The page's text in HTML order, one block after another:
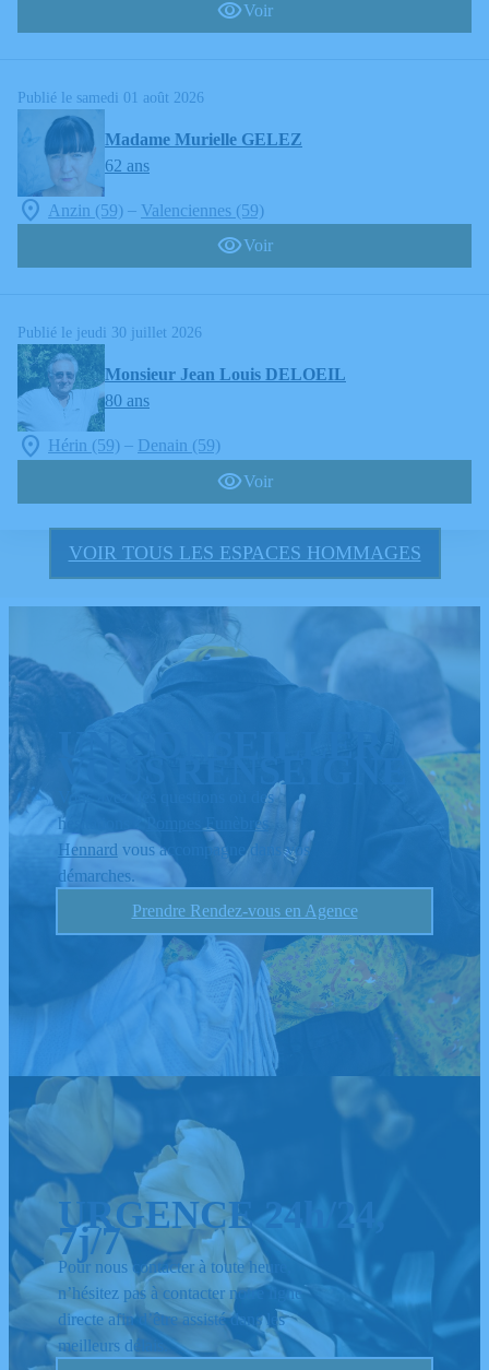
Voir
Publié le samedi 01 août 2026
Madame Murielle GELEZ
62 ans
Anzin (59) – Valenciennes (59)
Voir
Publié le jeudi 30 juillet 2026
Monsieur Jean Louis DELOEIL
80 ans
Hérin (59) – Denain (59)
Voir
VOIR TOUS LES ESPACES HOMMAGES
UN CONSEILLER
VOUS RENSEIGNE
Vous avez des questions où des
hésitations ?
Pompes Funèbres
Hennard vous accompagne dans vos
démarches.
Prendre Rendez-vous en Agence
URGENCE 24h/24,
7j/7
Pour nous contacter à toute heure,
n’hésitez pas à contacter notre ligne
directe afin d’être assisté dans les
meilleurs délais.